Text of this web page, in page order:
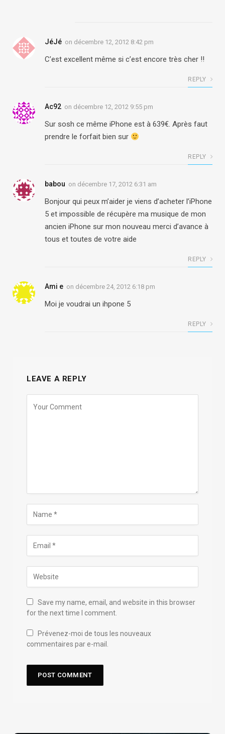
JéJé on décembre 12, 2012 8:42 pm
C’est excellent même si c’est encore très cher !!
REPLY
Ac92 on décembre 12, 2012 9:55 pm
Sur sosh ce même iPhone est à 639€. Après faut
prendre le forfait bien sur
REPLY
babou on décembre 17, 2012 6:31 am
Bonjour qui peux m’aider je viens d’acheter l’iPhone
5 et impossible de récupère ma musique de mon
ancien iPhone sur mon nouveau merci d’avance à
tous et toutes de votre aide
REPLY
Ami e on décembre 24, 2012 6:18 pm
Moi je voudrai un ihpone 5
REPLY
LEAVE A REPLY
Save my name, email, and website in this browser
for the next time I comment.
Prévenez-moi de tous les nouveaux
commentaires par e-mail.